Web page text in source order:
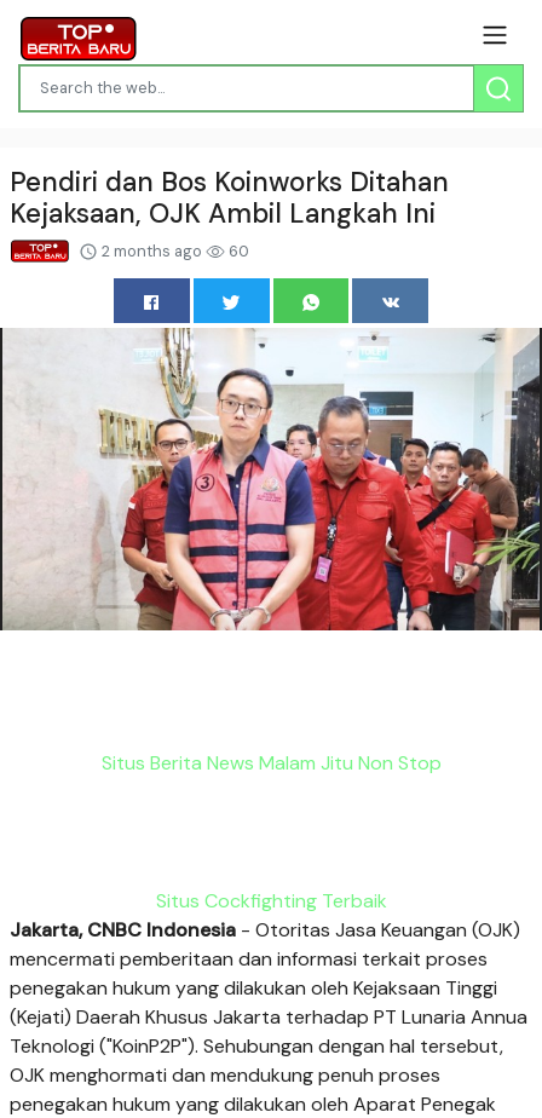
Pendiri dan Bos Koinworks Ditahan
Kejaksaan, OJK Ambil Langkah Ini
2 months ago 60
Situs Berita News Malam Jitu Non Stop
Situs Cockfighting Terbaik
Jakarta, CNBC Indonesia - Otoritas Jasa Keuangan (OJK)
mencermati pemberitaan dan informasi terkait proses
penegakan hukum yang dilakukan oleh Kejaksaan Tinggi
(Kejati) Daerah Khusus Jakarta terhadap PT Lunaria Annua
Teknologi ("KoinP2P"). Sehubungan dengan hal tersebut,
OJK menghormati dan mendukung penuh proses
penegakan hukum yang dilakukan oleh Aparat Penegak